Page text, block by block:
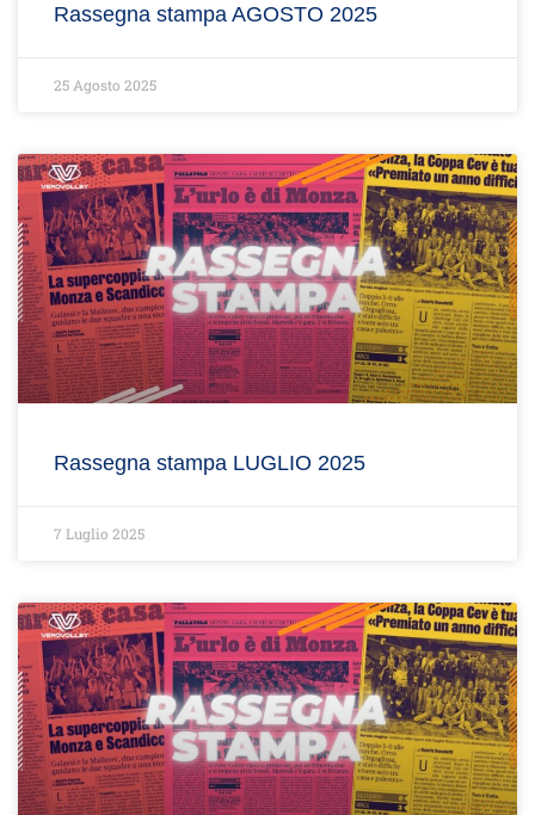
Rassegna stampa AGOSTO 2025
25 Agosto 2025
Rassegna stampa LUGLIO 2025
7 Luglio 2025